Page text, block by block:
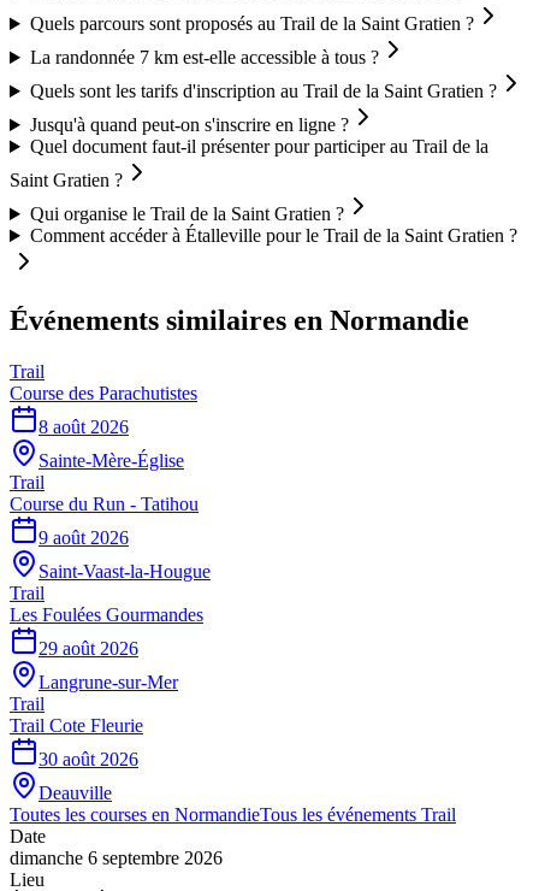
Quels parcours sont proposés au Trail de la Saint Gratien ?
La randonnée 7 km est-elle accessible à tous ?
Quels sont les tarifs d'inscription au Trail de la Saint Gratien ?
Jusqu'à quand peut-on s'inscrire en ligne ?
Quel document faut-il présenter pour participer au Trail de la
Saint Gratien ?
Qui organise le Trail de la Saint Gratien ?
Comment accéder à Étalleville pour le Trail de la Saint Gratien ?
Événements similaires en Normandie
Trail
Course des Parachutistes
8 août 2026
Sainte-Mère-Église
Trail
Course du Run - Tatihou
9 août 2026
Saint-Vaast-la-Hougue
Trail
Les Foulées Gourmandes
29 août 2026
Langrune-sur-Mer
Trail
Trail Cote Fleurie
30 août 2026
Deauville
Toutes les courses en NormandieTous les événements Trail
Date
dimanche 6 septembre 2026
Lieu